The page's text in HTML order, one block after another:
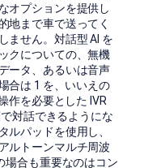
オプションを提供し
地まで車で送ってく
ません。対話型 AI を
クについての、無機
ータ、あるいは音声
合は 1 を、いいえの
作を必要とした IVR
対話できるようにな
ルパッドを使用し、
ルトーンマルチ周波
場合も重要なのはコン